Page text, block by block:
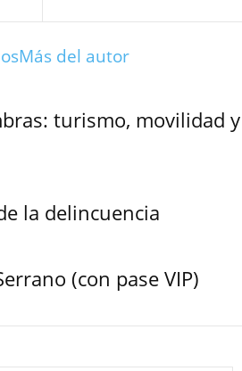
Más del autor
turismo, movilidad y
la delincuencia
(con pase VIP)